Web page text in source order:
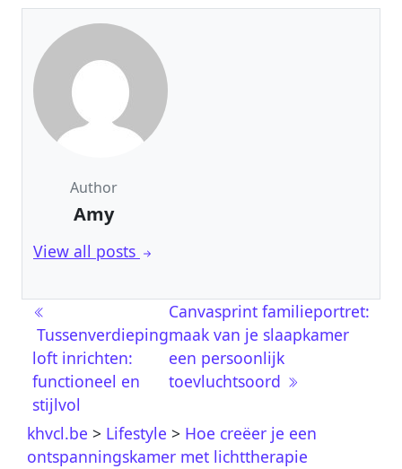
Author
Amy
View all posts
Post navigation
Tussenverdieping
loft inrichten:
functioneel en
stijlvol
Canvasprint familieportret:
maak van je slaapkamer
een persoonlijk
toevluchtsoord
khvcl.be > Lifestyle > Hoe creëer je een
ontspanningskamer met lichttherapie